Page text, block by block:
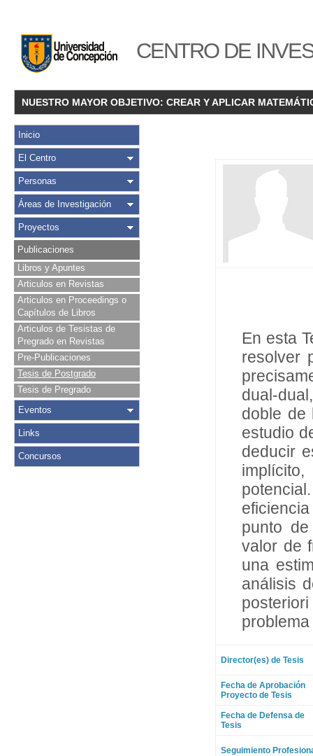
CENTRO DE
NUESTRO MAYOR OBJETIVO: CREAR Y APLICAR
Inicio
El Centro
Personas
Áreas de Investigación
Proyectos
Publicaciones
Libros y Apuntes
Articulos en Revistas
Articulos en Proceedings o
Capítulos de Libros
Articulos de Tesistas de
Pregrado en Revistas
Pre-Publicaciones
Tesis de Postgrado
Tesis de Pregrado
Eventos
Links
Concursos
En esta
resolver
dual-
doble de
estudio
deducir
punto
valor de
una
análisis
Director(es) de Tesis
Fecha de Aprobación
Proyecto de Tesis
Fecha de Defensa de
Tesis
Seguimiento